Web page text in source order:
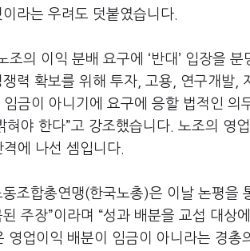
라는 우려도 덧붙였습니다
조의 이익 분배 요구에 ‘반대 ’ 입장을 분
력 확보를 위해 투자 고용 연구개발
금이 아니기에 요구에 응할 법적인 의
혀야 한다”고 강조했습니다 노조의 영
에 나선 셈입니다
조합총연맹(한국노총)은 이날 논평을
된 주장”이라며 “성과 배분을 교섭 대상
영업이익 배분이 임금이 아니라는 경총